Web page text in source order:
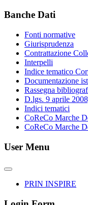
Banche Dati
Fonti normative
Giurisprudenza
Contrattazione
Interpelli
Indice tematico
Documentazione
Rassegna
D.lgs. 9 aprile
Indici tematici
CoReCo Marche
CoReCo Marche
User Menu
PRIN INSPIRE